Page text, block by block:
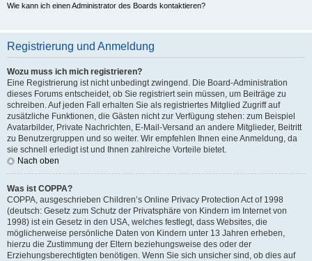
Wie kann ich einen Administrator des Boards kontaktieren?
Registrierung und Anmeldung
Wozu muss ich mich registrieren?
Eine Registrierung ist nicht unbedingt zwingend. Die Board-Administration
dieses Forums entscheidet, ob Sie registriert sein müssen, um Beiträge zu
schreiben. Auf jeden Fall erhalten Sie als registriertes Mitglied Zugriff auf
zusätzliche Funktionen, die Gästen nicht zur Verfügung stehen: zum Beispiel
Avatarbilder, Private Nachrichten, E-Mail-Versand an andere Mitglieder, Beitritt
zu Benutzergruppen und so weiter. Wir empfehlen Ihnen eine Anmeldung, da
sie schnell erledigt ist und Ihnen zahlreiche Vorteile bietet.
Nach oben
Was ist COPPA?
COPPA, ausgeschrieben Children’s Online Privacy Protection Act of 1998
(deutsch: Gesetz zum Schutz der Privatsphäre von Kindern im Internet von
1998) ist ein Gesetz in den USA, welches festlegt, dass Websites, die
möglicherweise persönliche Daten von Kindern unter 13 Jahren erheben,
hierzu die Zustimmung der Eltern beziehungsweise des oder der
Erziehungsberechtigten benötigen. Wenn Sie sich unsicher sind, ob dies auf